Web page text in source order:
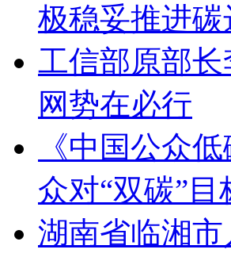
极稳妥推进
工信部原部
网势在必行
《中国公众
众对“双碳”
湖南省临湘